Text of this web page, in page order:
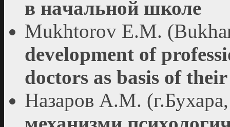
в нaчaльной школe
Mukhtorov E.M.
development of
doctors as basis of
Назаров А.М.